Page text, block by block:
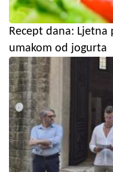
Recept dana: Ljetna
umakom od jogurta